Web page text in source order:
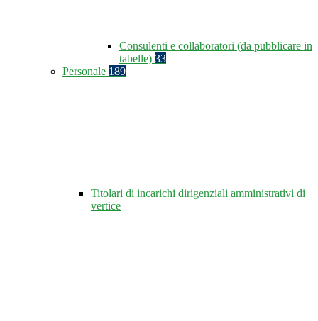
Consulenti e collaboratori (da pubblicare in
tabelle) 33
Personale 189
Titolari di incarichi dirigenziali amministrativi di
vertice